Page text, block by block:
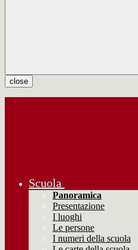
close
Scuola
Panoramica
Presentazione
I luoghi
Le persone
I numeri della scuola